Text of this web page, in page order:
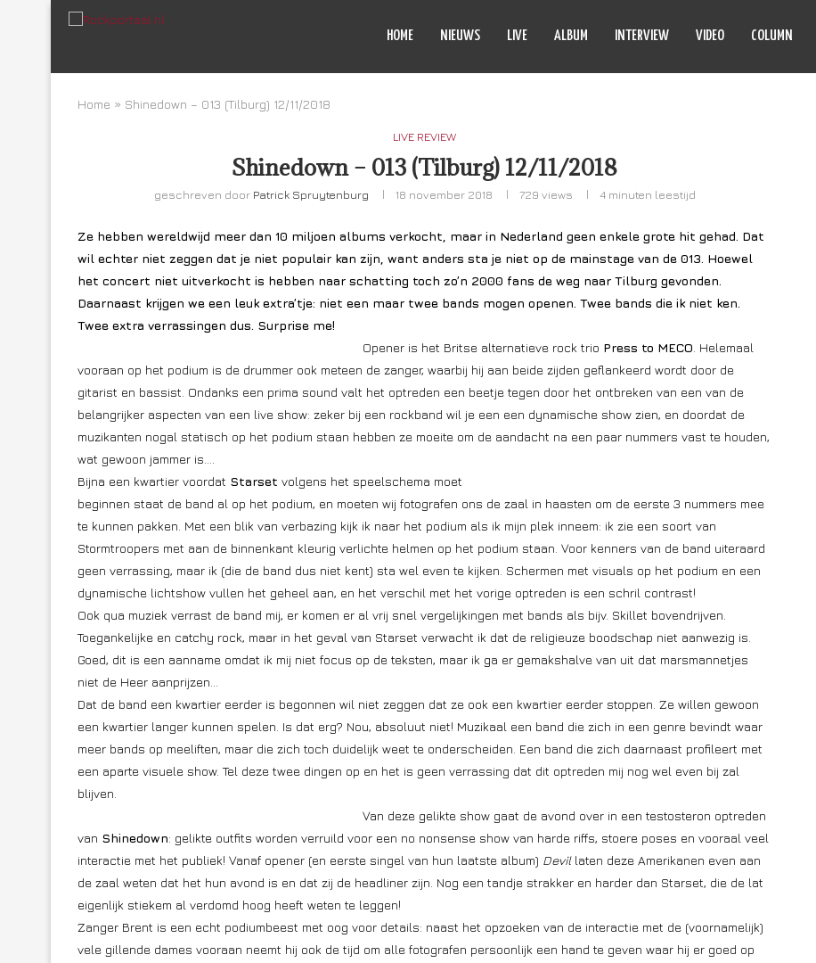
HOME NIEUWS LIVE ALBUM INTERVIEW VIDEO COLUMN
Home » Shinedown – 013 (Tilburg) 12/11/2018
LIVE REVIEW
Shinedown – 013 (Tilburg) 12/11/2018
geschreven door Patrick Spruytenburg 18 november 2018 729 views 4 minuten leestijd
Ze hebben wereldwijd meer dan 10 miljoen albums verkocht, maar in Nederland geen enkele grote hit gehad. Dat
wil echter niet zeggen dat je niet populair kan zijn, want anders sta je niet op de mainstage van de 013. Hoewel
het concert niet uitverkocht is hebben naar schatting toch zo’n 2000 fans de weg naar Tilburg gevonden.
Daarnaast krijgen we een leuk extra’tje: niet een maar twee bands mogen openen. Twee bands die ik niet ken.
Twee extra verrassingen dus. Surprise me!
Opener is het Britse alternatieve rock trio Press to MECO . Helemaal
vooraan op het podium is de drummer ook meteen de zanger, waarbij hij aan beide zijden geflankeerd wordt door de
gitarist en bassist. Ondanks een prima sound valt het optreden een beetje tegen door het ontbreken van een van de
belangrijker aspecten van een live show: zeker bij een rockband wil je een een dynamische show zien, en doordat de
muzikanten nogal statisch op het podium staan hebben ze moeite om de aandacht na een paar nummers vast te houden,
wat gewoon jammer is….
Bijna een kwartier voordat Starset volgens het speelschema moet
beginnen staat de band al op het podium, en moeten wij fotografen ons de zaal in haasten om de eerste 3 nummers mee
te kunnen pakken. Met een blik van verbazing kijk ik naar het podium als ik mijn plek inneem: ik zie een soort van
Stormtroopers met aan de binnenkant kleurig verlichte helmen op het podium staan. Voor kenners van de band uiteraard
geen verrassing, maar ik (die de band dus niet kent) sta wel even te kijken. Schermen met visuals op het podium en een
dynamische lichtshow vullen het geheel aan, en het verschil met het vorige optreden is een schril contrast!
Ook qua muziek verrast de band mij, er komen er al vrij snel vergelijkingen met bands als bijv. Skillet bovendrijven.
Toegankelijke en catchy rock, maar in het geval van Starset verwacht ik dat de religieuze boodschap niet aanwezig is.
Goed, dit is een aanname omdat ik mij niet focus op de teksten, maar ik ga er gemakshalve van uit dat marsmannetjes
niet de Heer aanprijzen…
Dat de band een kwartier eerder is begonnen wil niet zeggen dat ze ook een kwartier eerder stoppen. Ze willen gewoon
een kwartier langer kunnen spelen. Is dat erg? Nou, absoluut niet! Muzikaal een band die zich in een genre bevindt waar
meer bands op meeliften, maar die zich toch duidelijk weet te onderscheiden. Een band die zich daarnaast profileert met
een aparte visuele show. Tel deze twee dingen op en het is geen verrassing dat dit optreden mij nog wel even bij zal
blijven.
Van deze gelikte show gaat de avond over in een testosteron optreden
van Shinedown: gelikte outfits worden verruild voor een no nonsense show van harde riffs, stoere poses en vooraal veel
interactie met het publiek! Vanaf opener (en eerste singel van hun laatste album) Devillaten deze Amerikanen even aan
de zaal weten dat het hun avond is en dat zij de headliner zijn. Nog een tandje strakker en harder dan Starset, die de lat
eigenlijk stiekem al verdomd hoog heeft weten te leggen!
Zanger Brent is een echt podiumbeest met oog voor details: naast het opzoeken van de interactie met de (voornamelijk)
vele gillende dames vooraan neemt hij ook de tijd om alle fotografen persoonlijk een hand te geven waar hij er goed op